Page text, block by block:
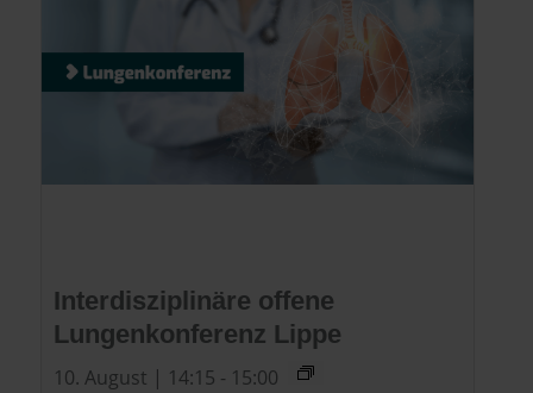
Interdisziplinäre offene
Lungenkonferenz Lippe
10. August | 14:15 - 15:00